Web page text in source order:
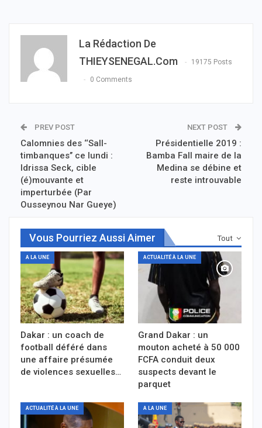
La Rédaction De
THIEYSENEGAL.com
19175 Posts
0 Comments
PREV POST
Calomnies des ‘‘Sall-
timbanques’’ ce lundi :
Idrissa Seck, cible
(é)mouvante et
imperturbée (Par
Ousseynou Nar Gueye)
NEXT POST
Présidentielle 2019 :
Bamba Fall maire de la
Medina se débine et
reste introuvable
Tout
Vous Pourriez Aussi Aimer
A LA UNE
Dakar : un coach de
football déféré dans
une affaire présumée
de violences sexuelles…
ACTUALITÉ À LA UNE
Grand Dakar : un
mouton acheté à 50 000
FCFA conduit deux
suspects devant le
parquet
ACTUALITÉ À LA UNE A LA UNE